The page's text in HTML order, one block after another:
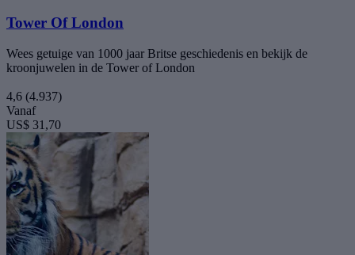
Tower Of London
Wees getuige van 1000 jaar Britse geschiedenis en bekijk de
kroonjuwelen in de Tower of London
4,6 (4.937)
Vanaf
US$ 31,70